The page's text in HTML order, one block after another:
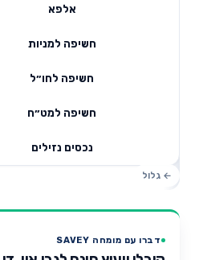
אלפא
חשיפה למניות
חשיפה לחו״ל
חשיפה למט״ח
נכסים נזילים
דברו עם מומחה SAVEY